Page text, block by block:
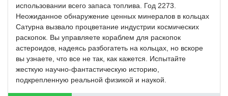
использовании всего запаса топлива. Год 2273.
Неожиданное обнаружение ценных минералов в кольцах
Сатурна вызвало процветание индустрии космических
раскопок. Вы управляете кораблем для раскопок
астероидов, надеясь разбогатеть на кольцах, но вскоре
вы узнаете, что все не так, как кажется. Испытайте
жесткую научно-фантастическую историю,
подкрепленную реальной физикой и наукой.